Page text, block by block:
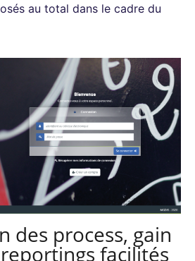
au total dans le cadre du
des process, gain
facilités